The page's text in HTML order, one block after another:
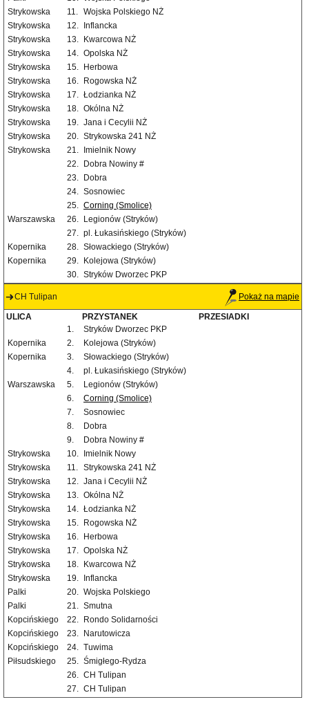
Strykowska
11. Wojska Polskiego NŻ
Strykowska
12.
Inflancka
Strykowska
13.
Kwarcowa NŻ
Strykowska
14. Opolska NŻ
Strykowska
15.
Herbowa
Strykowska
16.
Rogowska NŻ
Strykowska
17. Łodzianka NŻ
Strykowska
18. Okólna NŻ
Strykowska
19. Jana i Cecylii NŻ
Strykowska
20. Strykowska 241 NŻ
Strykowska
21.
Imielnik Nowy
22.
Dobra Nowiny #
23.
Dobra
24. Sosnowiec
25. Corning (Smolice)
Warszawska
26.
Legionów (Stryków)
27. pl. Łukasińskiego (Stryków)
Kopernika
28. Słowackiego (Stryków)
Kopernika
29.
Kolejowa (Stryków)
30. Stryków Dworzec PKP
CH Tulipan Pokaż na mapie
ULICA PRZYSTANEK
PRZESIADKI
1.
Stryków Dworzec PKP
Kopernika
2.
Kolejowa (Stryków)
Kopernika
3.
Słowackiego (Stryków)
4.
pl. Łukasińskiego (Stryków)
Warszawska
5.
Legionów (Stryków)
6.
Corning (Smolice)
7.
Sosnowiec
8.
Dobra
9.
Dobra Nowiny #
Strykowska
10.
Imielnik Nowy
Strykowska
11. Strykowska 241 NŻ
Strykowska
12. Jana i Cecylii NŻ
Strykowska
13. Okólna NŻ
Strykowska
14. Łodzianka NŻ
Strykowska
15.
Rogowska NŻ
Strykowska
16.
Herbowa
Strykowska
17. Opolska NŻ
Strykowska
18.
Kwarcowa NŻ
Strykowska
19.
Inflancka
Palki
20. Wojska Polskiego
Palki
21. Smutna
Kopcińskiego
22.
Rondo Solidarności
Kopcińskiego
23.
Narutowicza
Kopcińskiego
24. Tuwima
Piłsudskiego
25. Śmigłego-Rydza
26. CH Tulipan
27. CH Tulipan